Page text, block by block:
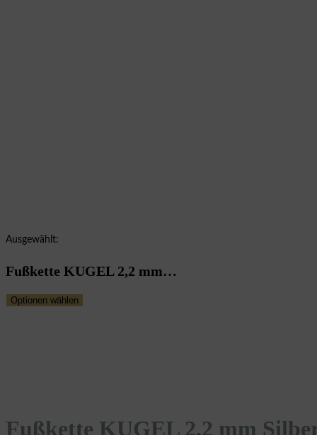
Ausgewählt:
Fußkette KUGEL 2,2 mm…
Optionen wählen
Fußkette KUGEL 2,2 mm